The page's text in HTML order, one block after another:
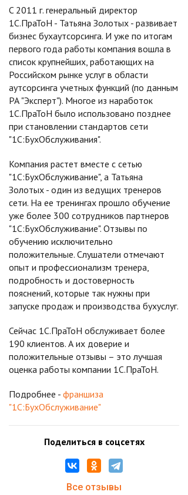
C 2011 г. генеральный директор
1С.ПраТоН - Татьяна Золотых - развивает
бизнес бухаутсорсинга. И уже по итогам
первого года работы компания вошла в
список крупнейших, работающих на
Российском рынке услуг в области
аутсорсинга учетных функций (по данным
РА "Эксперт"). Многое из наработок
1С.ПраТоН было использовано позднее
при становлении стандартов сети
"1С:БухОбслуживания".
Компания растет вместе с сетью
"1С:БухОбслуживание", а Татьяна
Золотых - один из ведущих тренеров
сети. На ее тренингах прошло обучение
уже более 300 сотрудников партнеров
"1С:БухОбслуживание". Отзывы по
обучению исключительно
положительные. Слушатели отмечают
опыт и профессионализм тренера,
подробность и достоверность
пояснений, которые так нужны при
запуске продаж и производства бухуслуг.
Сейчас 1С.ПраТоН обслуживает более
190 клиентов. А их доверие и
положительные отзывы – это лучшая
оценка работы компании 1С.ПраТоН.
Подробнее - франшиза
"1С:БухОбслуживание"
Поделиться в соцсетях
Все отзывы